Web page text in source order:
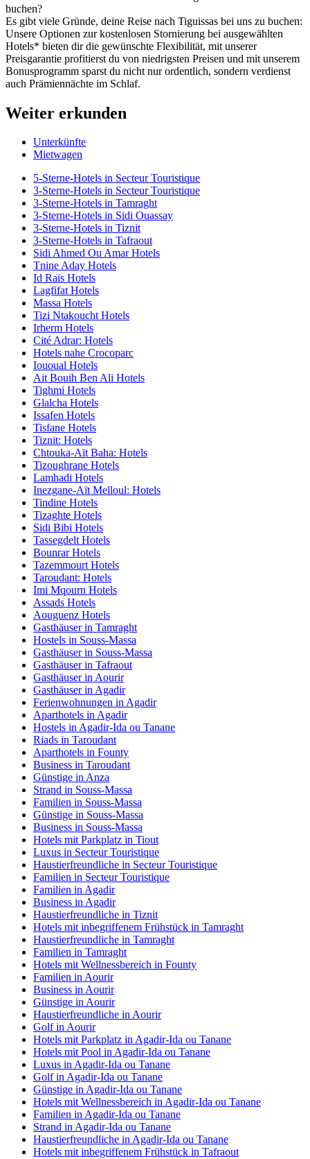
buchen?
Es gibt viele Gründe, deine Reise nach Tiguissas bei uns zu buchen:
Unsere Optionen zur kostenlosen Stornierung bei ausgewählten
Hotels* bieten dir die gewünschte Flexibilität, mit unserer
Preisgarantie profitierst du von niedrigsten Preisen und mit unserem
Bonusprogramm sparst du nicht nur ordentlich, sondern verdienst
auch Prämiennächte im Schlaf.
Weiter erkunden
Unterkünfte
Mietwagen
5-Sterne-Hotels in Secteur Touristique
3-Sterne-Hotels in Secteur Touristique
3-Sterne-Hotels in Tamraght
3-Sterne-Hotels in Sidi Ouassay
3-Sterne-Hotels in Tiznit
3-Sterne-Hotels in Tafraout
Sidi Ahmed Ou Amar Hotels
Tnine Aday Hotels
Id Raïs Hotels
Lagfifat Hotels
Massa Hotels
Tizi Ntakoucht Hotels
Irherm Hotels
Cité Adrar: Hotels
Hotels nahe Crocoparc
Iououal Hotels
Ait Bouih Ben Ali Hotels
Tighmi Hotels
Glalcha Hotels
Issafen Hotels
Tisfane Hotels
Tiznit: Hotels
Chtouka-Aït Baha: Hotels
Tizoughrane Hotels
Lamhadi Hotels
Inezgane-Aït Melloul: Hotels
Tindine Hotels
Tizaghte Hotels
Sidi Bibi Hotels
Tassegdelt Hotels
Bounrar Hotels
Tazemmourt Hotels
Taroudant: Hotels
Imi Mqourn Hotels
Assads Hotels
Aouguenz Hotels
Gasthäuser in Tamraght
Hostels in Souss-Massa
Gasthäuser in Souss-Massa
Gasthäuser in Tafraout
Gasthäuser in Aourir
Gasthäuser in Agadir
Ferienwohnungen in Agadir
Aparthotels in Agadir
Hostels in Agadir-Ida ou Tanane
Riads in Taroudant
Aparthotels in Founty
Business in Taroudant
Günstige in Anza
Strand in Souss-Massa
Familien in Souss-Massa
Günstige in Souss-Massa
Business in Souss-Massa
Hotels mit Parkplatz in Tiout
Luxus in Secteur Touristique
Haustierfreundliche in Secteur Touristique
Familien in Secteur Touristique
Familien in Agadir
Business in Agadir
Haustierfreundliche in Tiznit
Hotels mit inbegriffenem Frühstück in Tamraght
Haustierfreundliche in Tamraght
Familien in Tamraght
Hotels mit Wellnessbereich in Founty
Familien in Aourir
Business in Aourir
Günstige in Aourir
Haustierfreundliche in Aourir
Golf in Aourir
Hotels mit Parkplatz in Agadir-Ida ou Tanane
Hotels mit Pool in Agadir-Ida ou Tanane
Luxus in Agadir-Ida ou Tanane
Golf in Agadir-Ida ou Tanane
Günstige in Agadir-Ida ou Tanane
Hotels mit Wellnessbereich in Agadir-Ida ou Tanane
Familien in Agadir-Ida ou Tanane
Strand in Agadir-Ida ou Tanane
Haustierfreundliche in Agadir-Ida ou Tanane
Hotels mit inbegriffenem Frühstück in Tafraout